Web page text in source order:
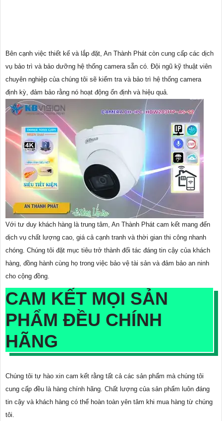
Bên cạnh việc thiết kế và lắp đặt, An Thành Phát còn cung cấp các dịch
vụ bảo trì và bảo dưỡng hệ thống camera sẵn có. Đội ngũ kỹ thuật viên
chuyên nghiệp của chúng tôi sẽ kiểm tra và bảo trì hệ thống camera
định kỳ, đảm bảo rằng nó hoạt động ổn định và hiệu quả.
Với tư duy khách hàng là trung tâm, An Thành Phát cam kết mang đến
dịch vụ chất lượng cao, giá cả cạnh tranh và thời gian thi công nhanh
chóng. Chúng tôi đặt mục tiêu trở thành đối tác đáng tin cậy của khách
hàng, đồng hành cùng họ trong việc bảo vệ tài sản và đảm bảo an ninh
cho cộng đồng.
CAM KẾT MỌI SẢN
PHẨM ĐỀU CHÍNH
HÃNG
Chúng tôi tự hào xin cam kết rằng tất cả các sản phẩm mà chúng tôi
cung cấp đều là hàng chính hãng. Chất lượng của sản phẩm luôn đáng
tin cậy và khách hàng có thể hoàn toàn yên tâm khi mua hàng từ chúng
tôi.